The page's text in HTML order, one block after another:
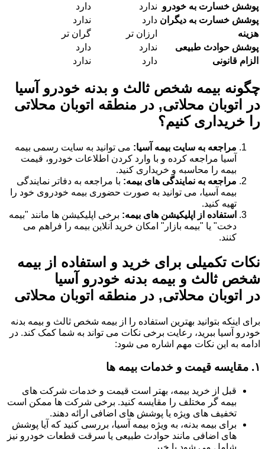
پوشش خسارت به خودرو ندارد
دارد
پوشش خسارت به دیگران دارد
ندارد
هزینه
ارزان تر
گران تر
پوشش حوادث طبیعی
ندارد
دارد
الزام قانونی
دارد ندارد
چگونه بیمه شخص ثالث و بدنه خودرو آسیا
در اتوبان محلاتی, در منطقه اتوبان محلاتی
را خریداری کنیم؟
مراجعه به سایت بیمه آسیا: می توانید به سایت رسمی بیمه
آسیا مراجعه کرده و با وارد کردن اطلاعات خودرو، قیمت
بیمه را محاسبه و خریداری کنید.
مراجعه به نمایندگی های بیمه: با مراجعه به دفاتر نمایندگی
بیمه آسیا، می توانید به صورت حضوری بیمه خودروی خود را
تهیه کنید.
استفاده از اپلیکیشن های بیمه: برخی اپلیکیشن ها مانند "بیمه
دخت" یا "بیمه بازار" امکان خرید آنلاین بیمه را فراهم می
کنند.
نکات تکمیلی برای خرید و استفاده از بیمه
شخص ثالث و بیمه بدنه خودرو آسیا
در اتوبان محلاتی, در منطقه اتوبان محلاتی
برای اینکه بتوانید بهترین استفاده را از بیمه شخص ثالث و بیمه بدنه
خودرو آسیا ببرید، رعایت برخی نکات می تواند به شما کمک کند. در
ادامه به این نکات مهم اشاره می شود:
۱. مقایسه قیمت و خدمات بیمه ها
قبل از خرید بیمه، بهتر است قیمت و خدمات شرکت های
بیمه گر مختلف را مقایسه کنید. برخی شرکت ها ممکن است
تخفیف های ویژه یا پوشش های اضافی ارائه دهند.
برای بیمه بدنه، به ویژه بیمه آسیا، بررسی کنید که آیا پوشش
های اضافی مانند حوادث طبیعی یا سرقت قطعات خودرو نیز
شامل می شود یا خیر.